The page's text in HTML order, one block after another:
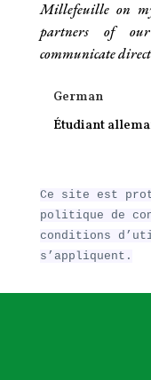
Millefeuille on
partners of
communicate
German
Étudiant
Ce site est
politique de
conditions
s’appliquent.